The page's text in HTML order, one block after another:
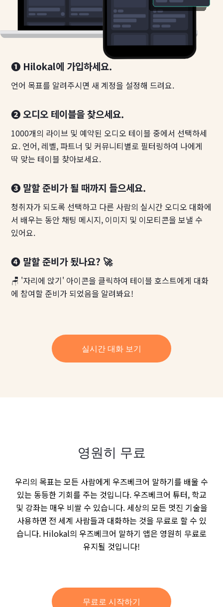
❶ Hilokal에 가입하세요.
언어 목표를 알려주시면 새 계정을 설정해 드려요.
❷ 오디오 테이블을 찾으세요.
1000개의 라이브 및 예약된 오디오 테이블 중에서 선택하세
요. 언어, 레벨, 파트너 및 커뮤니티별로 필터링하여 나에게
딱 맞는 테이블 찾아보세요.
❸ 말할 준비가 될 때까지 들으세요.
청취자가 되도록 선택하고 다른 사람의 실시간 오디오 대화에
서 배우는 동안 채팅 메시지, 이미지 및 이모티콘을 보낼 수
있어요.
❹ 말할 준비가 됬나요? 🚀
🪑 '자리에 앉기' 아이콘을 클릭하여 테이블 호스트에게 대화
에 참여할 준비가 되었음을 알려봐요!
실시간 대화 보기
영원히 무료
우리의 목표는 모든 사람에게 우즈베크어 말하기를 배울 수
있는 동등한 기회를 주는 것입니다. 우즈베크어 튜터, 학교
및 강좌는 매우 비쌀 수 있습니다. 세상의 모든 멋진 기술을
사용하면 전 세계 사람들과 대화하는 것을 무료로 할 수 있
습니다. Hilokal의 우즈베크어 말하기 앱은 영원히 무료로
유지될 것입니다!
무료로 시작하기